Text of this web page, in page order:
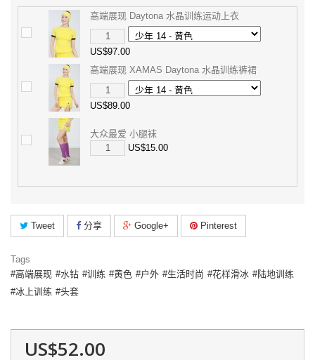
高端展现 Daytona 水晶训练运动上衣
US$97.00
高端展现 XAMAS Daytona 水晶训练裤裙
US$89.00
大众最爱 小腿袜
US$15.00
Tweet 分享 Google+ Pinterest
Tags
高端展现
水钻 训练 黄色 户外 生活时尚 花样滑冰
陆地训练
冰上训练
头套
US$52.00